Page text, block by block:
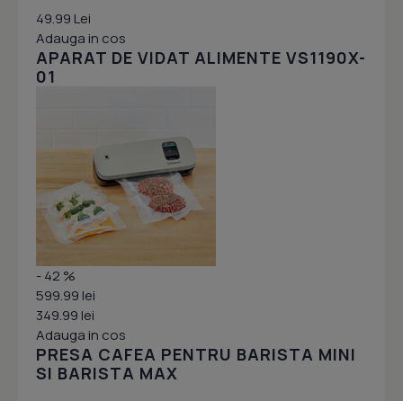
49.99 Lei
Adauga in cos
APARAT DE VIDAT ALIMENTE VS1190X-
01
- 42 %
599.99 lei
349.99 lei
Adauga in cos
PRESA CAFEA PENTRU BARISTA MINI
SI BARISTA MAX